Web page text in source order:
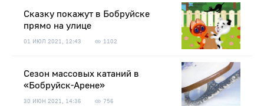
Сказку покажут в Бобруйске
прямо на улице
01 ИЮЛ 2021, 12:43 1102
Сезон массовых катаний в
«Бобруйск-Арене»
30 ИЮН 2021, 14:36 756